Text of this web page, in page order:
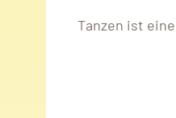
Tanzen ist